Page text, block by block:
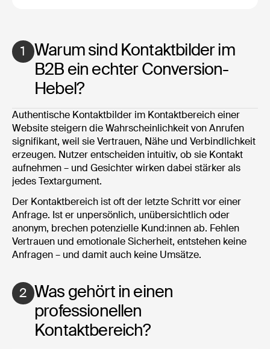
1
Warum sind Kontaktbilder im
B2B ein echter Conversion-
Hebel?
Authentische Kontaktbilder im Kontaktbereich einer
Website steigern die Wahrscheinlichkeit von Anrufen
signifikant, weil sie Vertrauen, Nähe und Verbindlichkeit
erzeugen. Nutzer entscheiden intuitiv, ob sie Kontakt
aufnehmen – und Gesichter wirken dabei stärker als
jedes Textargument.
Der Kontaktbereich ist oft der letzte Schritt vor einer
Anfrage. Ist er unpersönlich, unübersichtlich oder
anonym, brechen potenzielle Kund:innen ab. Fehlen
Vertrauen und emotionale Sicherheit, entstehen keine
Anfragen – und damit auch keine Umsätze.
2 Was gehört in einen
professionellen
Kontaktbereich?